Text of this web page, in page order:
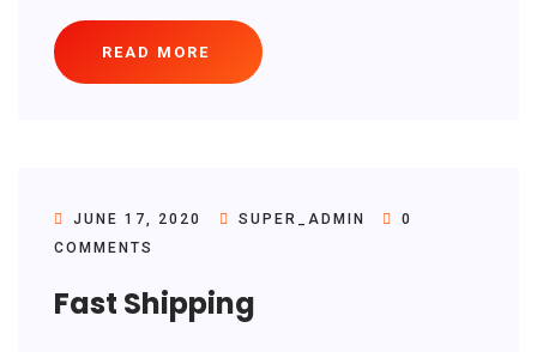
READ MORE
JUNE 17, 2020 SUPER_ADMIN
0
COMMENTS
Fast Shipping